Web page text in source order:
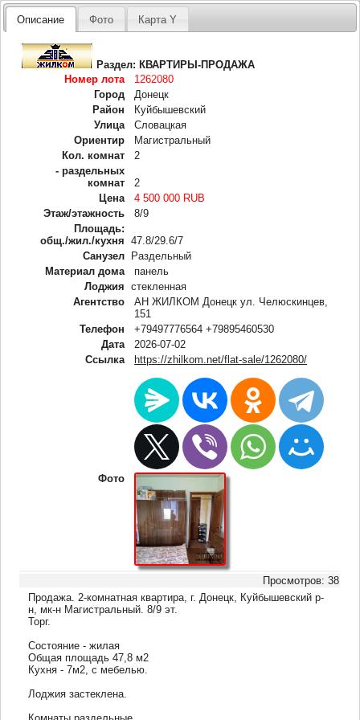
Описание Фото Карта Y
Раздел:КВАРТИРЫ-ПРОДАЖА
Номер лота
1262080
Город
Донецк
Район
Куйбышевский
Улица
Словацкая
Ориентир
Магистральный
Кол. комнат
2
- раздельных
комнат
2
Цена
4 500 000 RUB
Этаж/этажность
8/9
Площадь:
общ./жил./кухня
47.8/29.6/7
Санузел Раздельный
Материал дома
панель
Лоджия
стекленная
Агентство
АН ЖИЛКОМ Донецк ул. Челюскинцев,
151
Телефон
+79497776564 +79895460530
Дата
2026-07-02
Ссылка
https://zhilkom.net/flat-sale/1262080/
Фото
Просмотров: 38
Продажа. 2-комнатная квартира, г. Донецк, Куйбышевский р-
н, мк-н Магистральный. 8/9 эт.
Торг.
Состояние - жилая
Общая площадь 47,8 м2
Кухня - 7м2, с мебелью.
Лоджия застеклена.